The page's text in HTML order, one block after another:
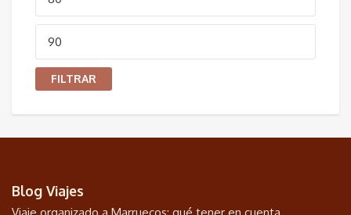
mínimo
Precio
máximo
FILTRAR
Blog Viajes